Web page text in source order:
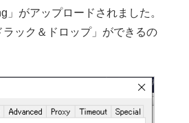
」がアップロードされました。
ック＆ドロップ」ができるの